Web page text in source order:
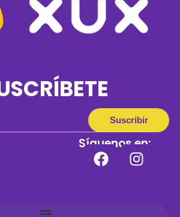
Suscribir
Síguenos en: